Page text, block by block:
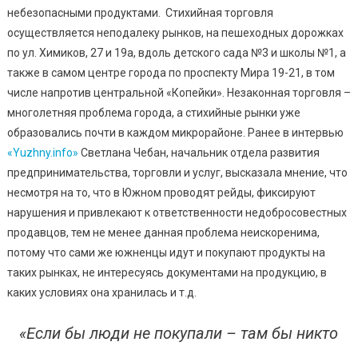
небезопасными продуктами. Стихийная торговля
осуществляется неподалеку рынков, на пешеходных дорожках
по ул. Химиков, 27 и 19а, вдоль детского сада №3 и школы №1, а
также в самом центре города по проспекту Мира 19-21, в том
числе напротив центральной «Копейки». Незаконная торговля –
многолетняя проблема города, а стихийные рынки уже
образовались почти в каждом микрорайоне. Ранее в интервью
«Yuzhny.info» Светлана Чебан, начальник отдела развития
предпринимательства, торговли и услуг, высказала мнение, что
несмотря на то, что в Южном проводят рейды, фиксируют
нарушения и привлекают к ответственности недобросовестных
продавцов, тем не менее данная проблема неискоренима,
потому что сами же южненцы идут и покупают продукты на
таких рынках, не интересуясь документами на продукцию, в
каких условиях она хранилась и т.д.
«Если бы люди не покупали – там бы никто